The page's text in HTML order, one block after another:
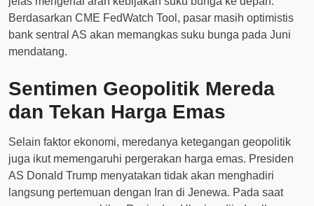
Berdasarkan CME FedWatch Tool, pasar masih optimistis
bank sentral AS akan memangkas suku bunga pada Juni
mendatang.
Sentimen Geopolitik Mereda
dan Tekan Harga Emas
Selain faktor ekonomi, meredanya ketegangan geopolitik
juga ikut memengaruhi pergerakan harga emas. Presiden
AS Donald Trump menyatakan tidak akan menghadiri
langsung pertemuan dengan Iran di Jenewa. Pada saat